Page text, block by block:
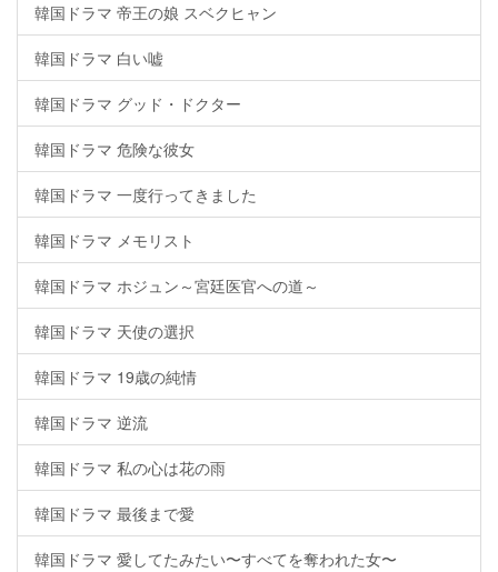
韓国ドラマ 帝王の娘 スベクヒャン
韓国ドラマ 白い嘘
韓国ドラマ グッド・ドクター
韓国ドラマ 危険な彼女
韓国ドラマ 一度行ってきました
韓国ドラマ メモリスト
韓国ドラマ ホジュン～宮廷医官への道～
韓国ドラマ 天使の選択
韓国ドラマ 19歳の純情
韓国ドラマ 逆流
韓国ドラマ 私の心は花の雨
韓国ドラマ 最後まで愛
韓国ドラマ 愛してたみたい〜すべてを奪われた女〜